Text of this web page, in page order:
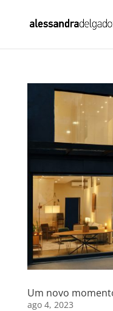
Um novo
ago 4, 2023